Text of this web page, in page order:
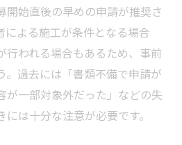
開始直後の早めの申請が推奨さ
による施工が条件となる場合
行われる場合もあるため、事前
。過去には「書類不備で申請が
が一部対象外だった」などの失
は十分な注意が必要です。